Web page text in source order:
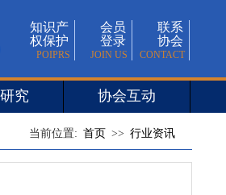
知识产
权保护
POIPRS
会员
登录
JOIN US
联系
协会
CONTACT
究 协会互动
当前位置: 首页 >> 行业资讯